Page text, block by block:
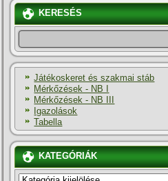
KERESÉS
Játékoskeret és szakmai stáb
Mérkőzések - NB I
Mérkőzések - NB III
Igazolások
Tabella
KATEGÓRIÁK
KATEGÓRIÁK